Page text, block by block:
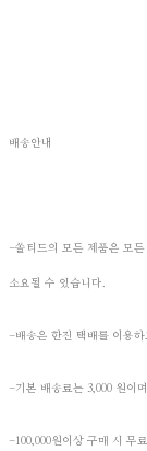
배송안내
-쏠티드의 모든 제품은 모
소요될 수 있습니다.
-배송은 한진 택배를 이용하
-기본 배송료는 3,000 원이
-100,000원이상 구매 시 무